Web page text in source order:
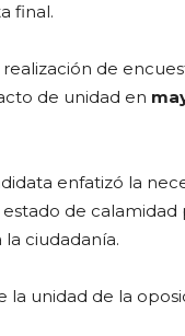
final.
de
de unidad en
enfatizó la
de
ciudadanía.
la unidad de la